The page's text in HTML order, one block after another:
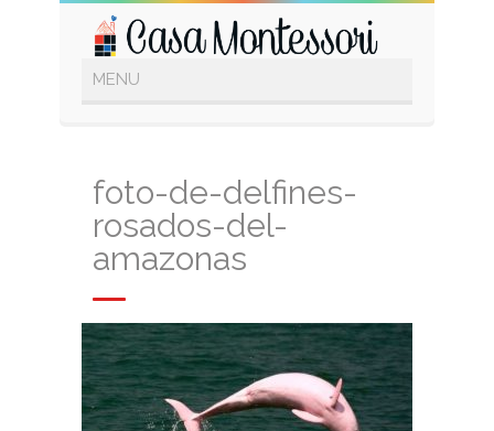
foto-de-delfines-
rosados-del-
amazonas